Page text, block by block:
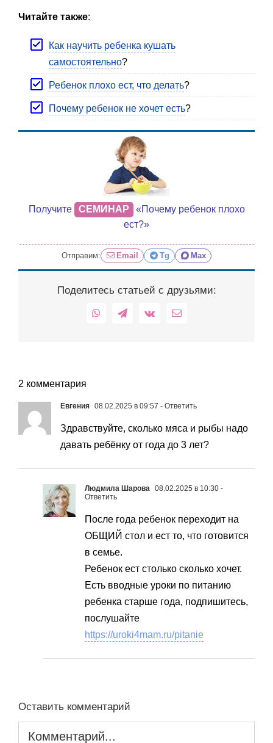
Читайте также:
Как научить ребенка кушать
самостоятельно?
Ребенок плохо ест, что делать?
Почему ребенок не хочет есть?
Получите СЕМИНАР
«Почему ребенок плохо
ест?»
Отправим: Email Tg Max
Поделитесь статьей с друзьями:
WhatsAppTelegram
Vk Email
2 комментария
Евгения 08.02.2025 в 09:57 - Ответить
Здравствуйте, сколько мяса и рыбы надо
давать ребёнку от года до 3 лет?
Людмила Шарова 08.02.2025 в 10:30 -
Ответить
После года ребенок переходит на
ОБЩИЙ стол и ест то, что готовится
в семье.
Ребенок ест столько сколько хочет.
Есть вводные уроки по питанию
ребенка старше года, подпишитесь,
послушайте
https://uroki4mam.ru/pitanie
Оставить комментарий